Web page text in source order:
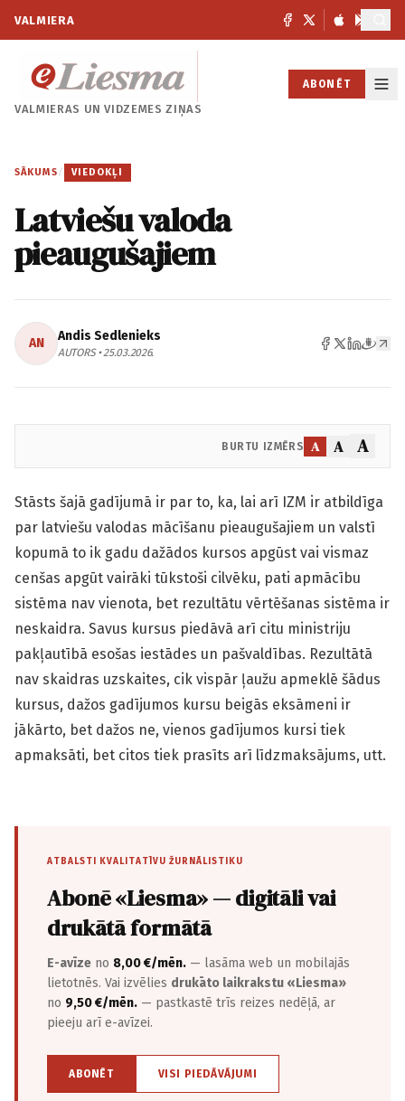
VALMIERA
VALMIERAS UNVIDZEMES ZIŅAS
ABONĒT
SĀKUMS / VIEDOKĻI
Latviešu valoda
pieaugušajiem
AN Andis Sedlenieks
AUTORS • 25.03.2026.
BURTU IZMĒRS A A A
Stāsts šajā gadījumā ir par to, ka, lai arī IZM ir atbildīga
par latviešu valodas mācīšanu pieaugušajiem un valstī
kopumā to ik gadu dažādos kursos apgūst vai vismaz
cenšas apgūt vairāki tūkstoši cilvēku, pati apmācību
sistēma nav vienota, bet rezultātu vērtēšanas sistēma ir
neskaidra. Savus kursus piedāvā arī citu ministriju
pakļautībā esošas iestādes un pašvaldības. Rezultātā
nav skaidras uzskaites, cik vispār ļaužu apmeklē šādus
kursus, dažos gadījumos kursu beigās eksāmeni ir
jākārto, bet dažos ne, vienos gadījumos kursi tiek
apmaksāti, bet citos tiek prasīts arī līdzmaksājums, utt.
ATBALSTI KVALITATĪVU ŽURNĀLISTIKU
Abonē «Liesma» — digitāli vai
drukātā formātā
E-avīze no 8,00 €/mēn. — lasāma web un mobilajās
lietotnēs. Vai izvēlies drukāto laikrakstu «Liesma»
no 9,50 €/mēn. — pastkastē trīs reizes nedēļā, ar
pieeju arī e-avīzei.
ABONĒT VISI PIEDĀVĀJUMI